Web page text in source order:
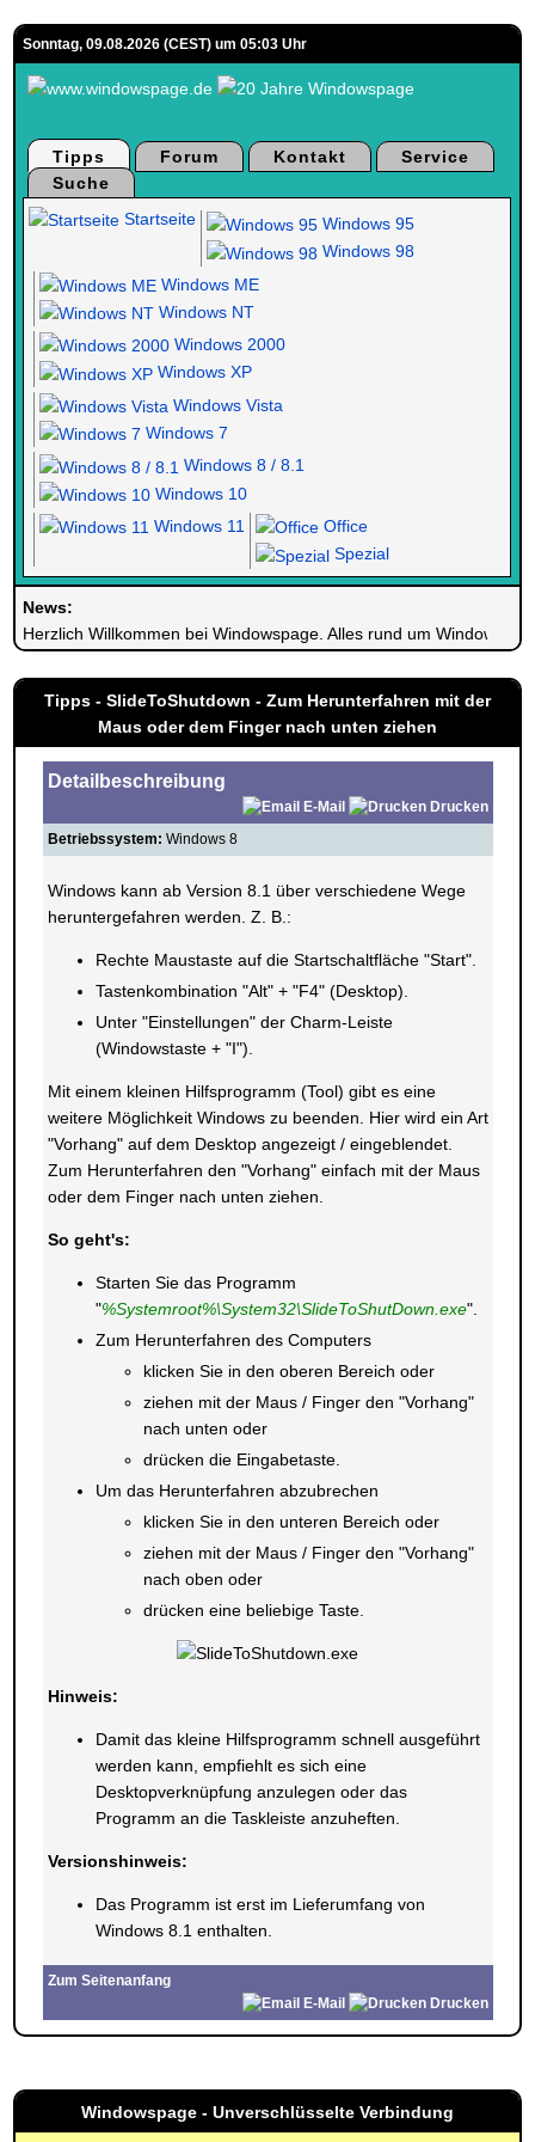
Sonntag, 09.08.2026 (CEST) um 05:03 Uhr
Tipps Forum Kontakt
Service
Suche
Startseite
Windows 95
Windows 98
Windows ME
Windows NT
Windows 2000
Windows XP
Windows Vista
Windows 7
Windows 8 / 8.1
Windows 10
Windows 11
Office
Spezial
News:
Herzlich Willkommen bei Windowspage. Alles rund um Windows.
Tipps - SlideToShutdown - Zum Herunterfahren mit der
Maus oder dem Finger nach unten ziehen
Detailbeschreibung
E-Mail
Drucken
Betriebssystem: Windows 8
Windows kann ab Version 8.1 über verschiedene Wege
heruntergefahren werden. Z. B.:
Rechte Maustaste auf die Startschaltfläche "Start".
Tastenkombination "Alt" + "F4" (Desktop).
Unter "Einstellungen" der Charm-Leiste
(Windowstaste + "I").
Mit einem kleinen Hilfsprogramm (Tool) gibt es eine
weitere Möglichkeit Windows zu beenden. Hier wird ein Art
"Vorhang" auf dem Desktop angezeigt / eingeblendet.
Zum Herunterfahren den "Vorhang" einfach mit der Maus
oder dem Finger nach unten ziehen.
So geht's:
Starten Sie das Programm
"%Systemroot%\System32\SlideToShutDown.exe".
Zum Herunterfahren des Computers
klicken Sie in den oberen Bereich oder
ziehen mit der Maus / Finger den "Vorhang"
nach unten oder
drücken die Eingabetaste.
Um das Herunterfahren abzubrechen
klicken Sie in den unteren Bereich oder
ziehen mit der Maus / Finger den "Vorhang"
nach oben oder
drücken eine beliebige Taste.
Hinweis:
Damit das kleine Hilfsprogramm schnell ausgeführt
werden kann, empfiehlt es sich eine
Desktopverknüpfung anzulegen oder das
Programm an die Taskleiste anzuheften.
Versionshinweis:
Das Programm ist erst im Lieferumfang von
Windows 8.1 enthalten.
Zum Seitenanfang
E-Mail
Drucken
Windowspage - Unverschlüsselte Verbindung